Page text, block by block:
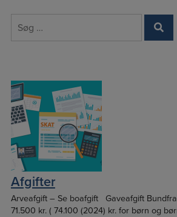
Søg
efter:
Afgifter
Arveafgift – Se boafgift Gaveafgift
71.500 kr. ( 74.100 (2024) kr. for børn og